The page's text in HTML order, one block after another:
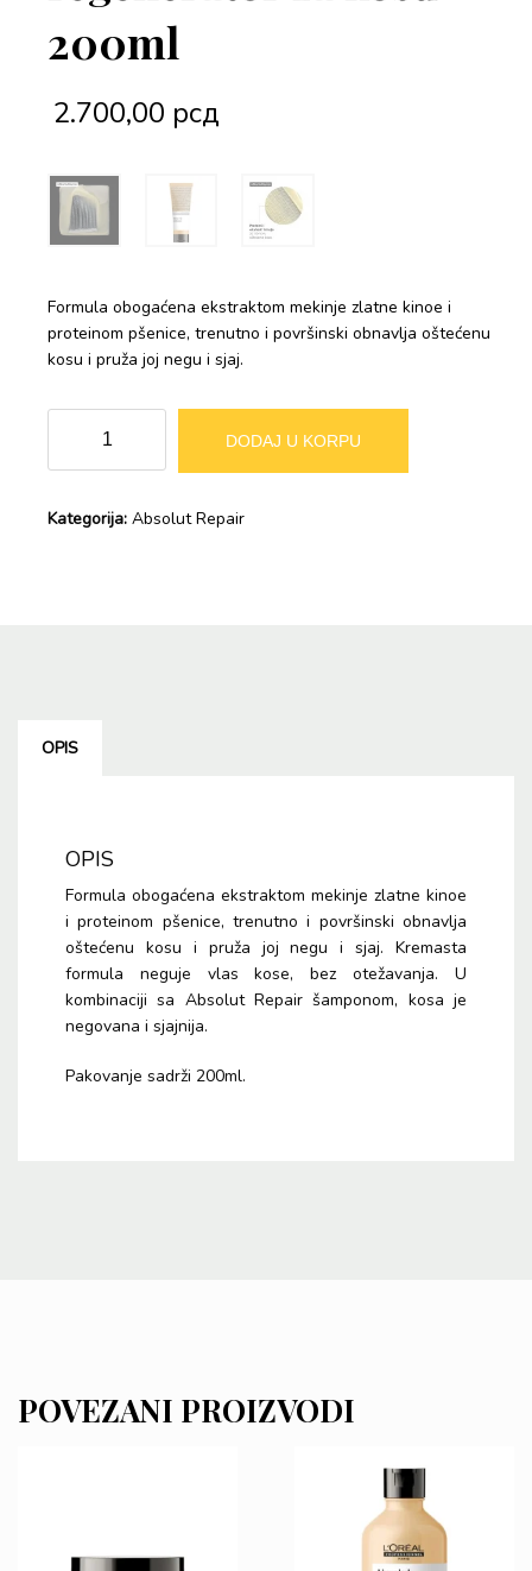
200ml
2.700,00 рсд
Formula obogaćena ekstraktom mekinje zlatne kinoe i
proteinom pšenice, trenutno i površinski obnavlja oštećenu
kosu i pruža joj negu i sjaj.
Professionnel
Serie
Absolut
DODAJ U KORPU
Kategorija: Absolut Repair
OPIS
OPIS
Formula obogaćena ekstraktom mekinje zlatne kinoe
i proteinom pšenice, trenutno i površinski obnavlja
oštećenu kosu i pruža joj negu i sjaj. Kremasta
formula neguje vlas kose, bez otežavanja. U
kombinaciji sa Absolut Repair šamponom, kosa je
negovana i sjajnija.
Pakovanje sadrži 200ml.
POVEZANI PROIZVODI